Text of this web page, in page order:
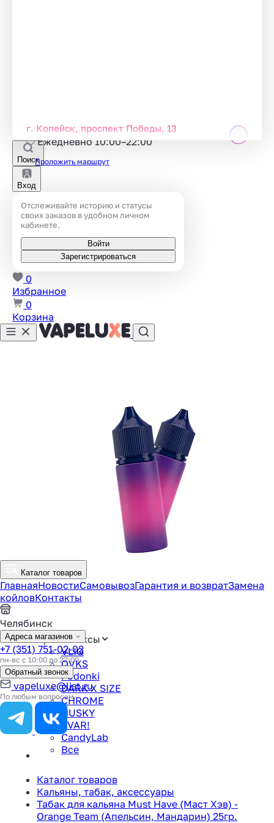
г. Копейск, проспект Победы, 13
Ежедневно 10:00–22:00
Проложить маршрут
Поиск
Вход
Отслеживайте историю и статусы
своих заказов в удобном личном
кабинете.
Войти
Зарегистрироваться
0
Избранное
0
Корзина
Аромамиксы
VLIQ
QVKS
Podonki
DARK X SIZE
CHROME
HUSKY
TVAR!
CandyLab
Все
Каталог товаров
ГлавнаяНовостиСамовывозГарантия и возвратЗамена
койловКонтакты
Челябинск
Адреса магазинов
+7 (351) 751-02-02
пн-вс с 10:00 до 22:00
Обратный звонок
vapeluxe@list.ru
По любым вопросам
Каталог товаров
Кальяны, табак, аксессуары
Табак для кальяна Must Have (Маст Хэв) -
Orange Team (Апельсин, Мандарин) 25гр.